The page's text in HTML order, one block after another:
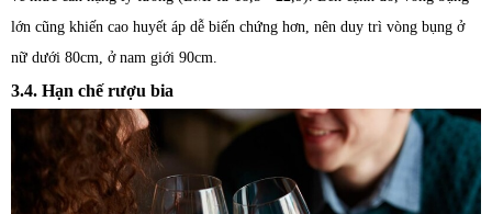
lớn cũng khiến cao huyết áp dễ biến chứng hơn, nên duy trì vòng bụng ở
nữ dưới 80cm, ở nam giới 90cm.
3.4. Hạn chế rượu bia